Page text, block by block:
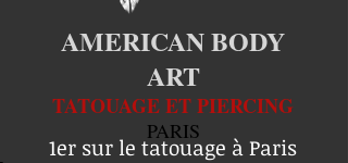
AMERICAN BODY
ART
TATOUAGE ET PIERCING
PARIS
1er sur le tatouage à Paris